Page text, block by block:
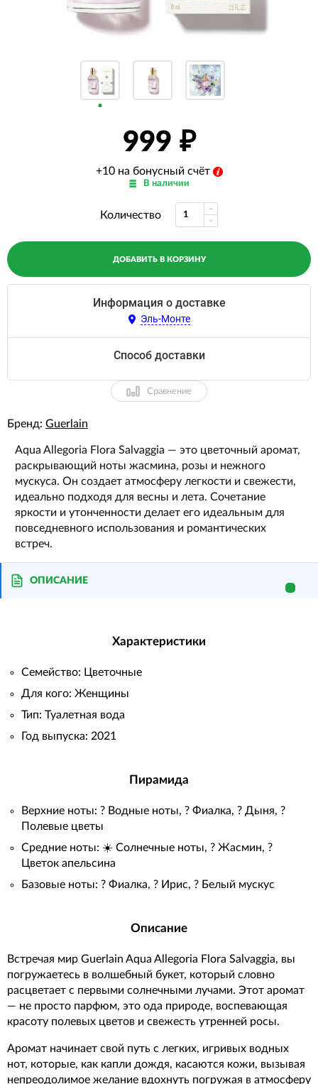
999
+10 на бонусный счёт
В наличии
Количество
ДОБАВИТЬ В КОРЗИНУ
Информация о доставке
Эль-Монте
Способ доставки
Сравнение
Бренд: Guerlain
Aqua Allegoria Flora Salvaggia — это цветочный аромат,
раскрывающий ноты жасмина, розы и нежного
мускуса. Он создает атмосферу легкости и свежести,
идеально подходя для весны и лета. Сочетание
яркости и утонченности делает его идеальным для
повседневного использования и романтических
встреч.
ОПИСАНИЕ
Характеристики
Семейство: Цветочные
Для кого: Женщины
Тип: Туалетная вода
Год выпуска: 2021
Пирамида
Верхние ноты: ? Водные ноты, ? Фиалка, ? Дыня, ?
Полевые цветы
Средние ноты: ☀️ Солнечные ноты, ? Жасмин, ?
Цветок апельсина
Базовые ноты: ? Фиалка, ? Ирис, ? Белый мускус
Описание
Встречая мир Guerlain Aqua Allegoria Flora Salvaggia, вы
погружаетесь в волшебный букет, который словно
расцветает с первыми солнечными лучами. Этот аромат
— не просто парфюм, это ода природе, воспевающая
красоту полевых цветов и свежесть утренней росы.
Аромат начинает свой путь с легких, игривых водных
нот, которые, как капли дождя, касаются кожи, вызывая
непреодолимое желание вдохнуть погружая в атмосферу